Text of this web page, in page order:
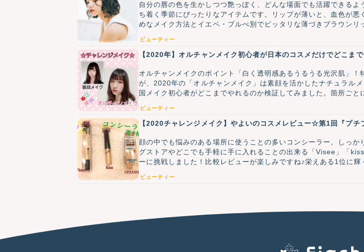
自分の唇の色を生かしつつ艶っぽく、どんな場面でも活躍できる
ち着く季節にぴったりなアイテムです。リップが薄いと、血色が
めなメイク方法とイエベ・ブルべ別でピッタリな薄づきブラウンリ
ビューティー
【2020年】オルチャンメイク初心者が日本のコスメだけでどこ
オルチャンメイクのポイント「白く透明感あるうるうる光沢肌」
が、2020年の「オルチャンメイク」は素顔を活かしたナチュラル
国メイク初心者がどこまでやれるのか検証してみました。箇所ご
ビューティー
【2020チャレンジメイク】やよいのコスメレビュー☆第1回『プ
顔の中でも悩みのある場所に使うことの多いコンシーラー。しっ
グストアやどこでも手軽に手に入れることの出来る「Visee」「
ーに挑戦しました！比較レビューが楽しみですね♪栄えある1位に輝
ビューティー